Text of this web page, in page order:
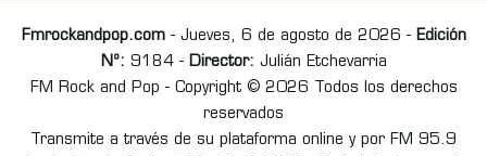
Fmrockandpop.com- Jueves, 6 de agosto de 2026 - Edición
Nº: 9184 - Director: Julián Etchevarria
FM Rock and Pop - Copyright © 2026 Todos los derechos
reservados
Transmite a través de su plataforma online y por FM 95.9